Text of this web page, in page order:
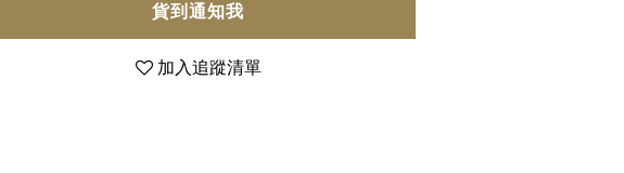
貨到通知我
加入追蹤清單